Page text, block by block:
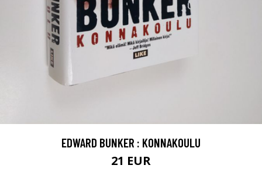
EDWARD BUNKER : KONNAKOULU
21 EUR